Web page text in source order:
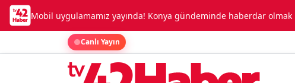
Mobil uygulamamız yayında! Konya gündeminde haberdar
Canlı Yayın